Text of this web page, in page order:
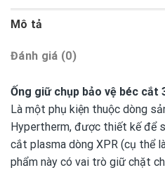
Mô tả
Đánh giá (0)
Ống giữ chụp bảo vệ béc cắt
Là một phụ kiện thuộc dòng
Hypertherm, được thiết kế để
cắt plasma dòng XPR (cụ thể
phẩm này có vai trò giữ chặt